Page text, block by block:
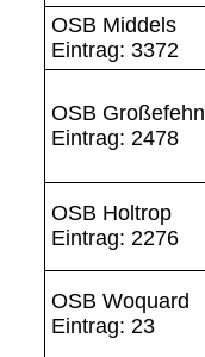
OSB Middels
Eintrag: 3372
OSB Großefehn
Eintrag: 2478
OSB Holtrop
Eintrag: 2276
OSB Woquard
Eintrag: 23